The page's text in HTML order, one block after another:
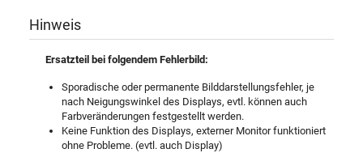
Hinweis
Ersatzteil bei folgendem Fehlerbild:
Sporadische oder permanente Bilddarstellungsfehler, je
nach Neigungswinkel des Displays, evtl. können auch
Farbveränderungen festgestellt werden.
Keine Funktion des Displays, externer Monitor funktioniert
ohne Probleme. (evtl. auch Display)